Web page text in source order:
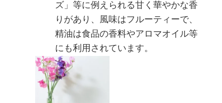
ズ」等に例えられる甘く華やかな香
りがあり、風味はフルーティーで、
精油は食品の香料やアロマオイル等
にも利用されています。